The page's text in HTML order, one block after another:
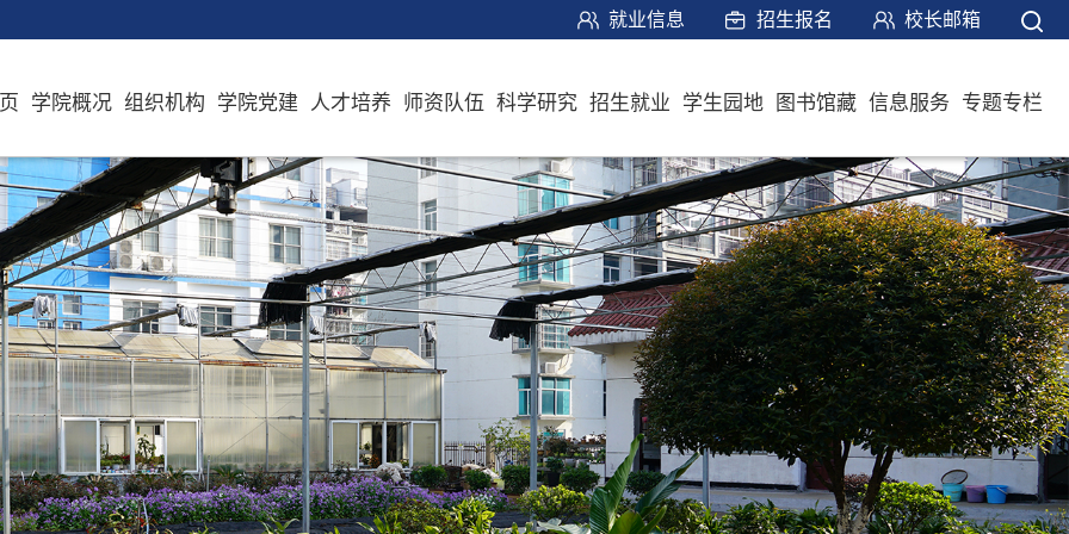
就业信息 招生报名 校长邮箱
学院概况 组织机构 学院党建 人才培养 师资队伍 科学研究 招生就业 学生园地 图书馆藏 信息服务 专题专栏